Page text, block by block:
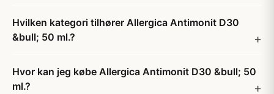
Hvilken kategori tilhører Allergica Antimonit D30
&bull; 50 ml.?
Hvor kan jeg købe Allergica Antimonit D30 &bull; 50
ml.?